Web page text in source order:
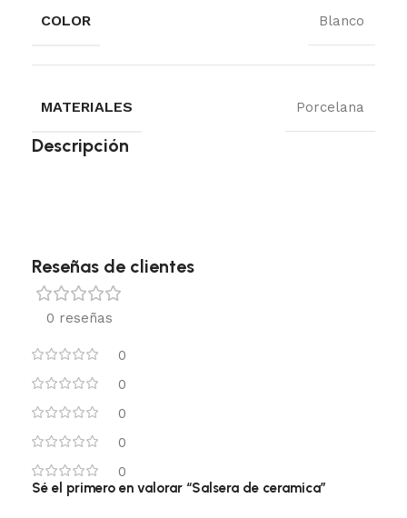
COLOR Blanco
MATERIALES Porcelana
Descripción
Reseñas de clientes
0 reseñas
0
0
0
0
0
Sé el primero en valorar “Salsera de ceramica”